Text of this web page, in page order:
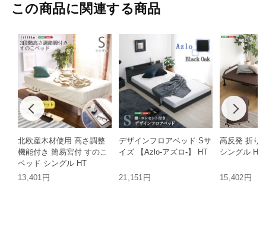
この商品に関連する商品
北欧産木材使用 高さ調整
機能付き 簡易宮付 すのこ
ベッド シングル HT
13,401円
デザインフロアベッド Sサ
イズ 【Azlo-アズロ-】 HT
21,151円
高反発 折り
シングル HT
15,402円